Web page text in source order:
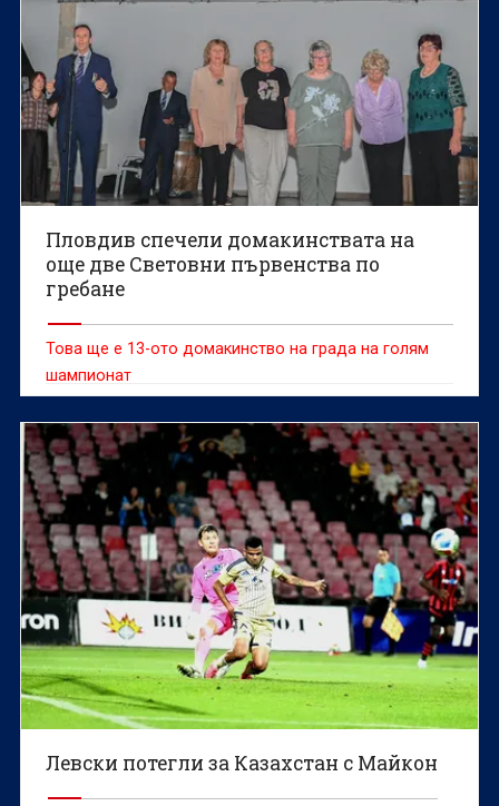
Пловдив спечели домакинствата на
още две Световни първенства по
гребане
Това ще е 13-ото домакинство на града на голям
шампионат
Левски потегли за Казахстан с Майкон